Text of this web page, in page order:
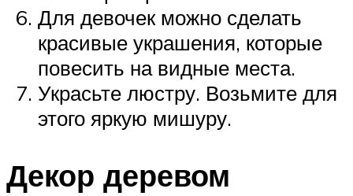
Для девочек можно сделать
красивые украшения, которые
повесить на видные места.
Украсьте люстру. Возьмите для
этого яркую мишуру.
Декор деревом